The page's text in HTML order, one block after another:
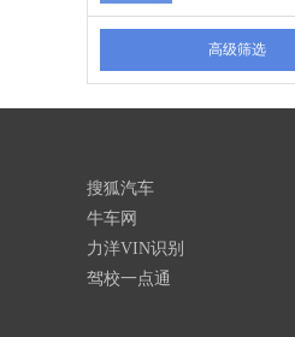
高级筛选
搜狐汽车
牛车网
力洋VIN识别
驾校一点通